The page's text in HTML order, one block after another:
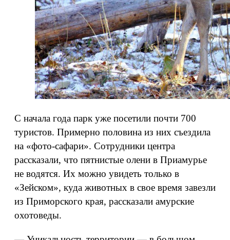
С начала года парк уже посетили почти 700
туристов. Примерно половина из них съездила
на «фото-сафари». Сотрудники центра
рассказали, что пятнистые олени в Приамурье
не водятся. Их можно увидеть только в
«Зейском», куда животных в свое время завезли
из Приморского края, рассказали амурские
охотоведы.